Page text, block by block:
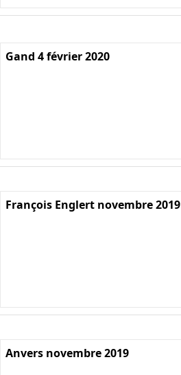
Gand 4 février 2020
François Englert novembre 2019
Anvers novembre 2019